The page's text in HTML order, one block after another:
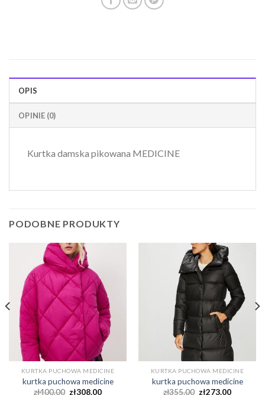
OPIS
OPINIE (0)
Kurtka damska pikowana MEDICINE
PODOBNE PRODUKTY
KURTKA PUCHOWA MEDICINE
kurtka puchowa medicine
zł400.00 zł308.00
KURTKA PUCHOWA MEDICINE
kurtka puchowa medicine
zł355.00 zł273.00